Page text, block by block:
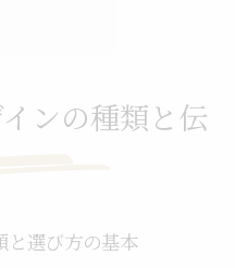
ンの種類と伝
と選び方の基本